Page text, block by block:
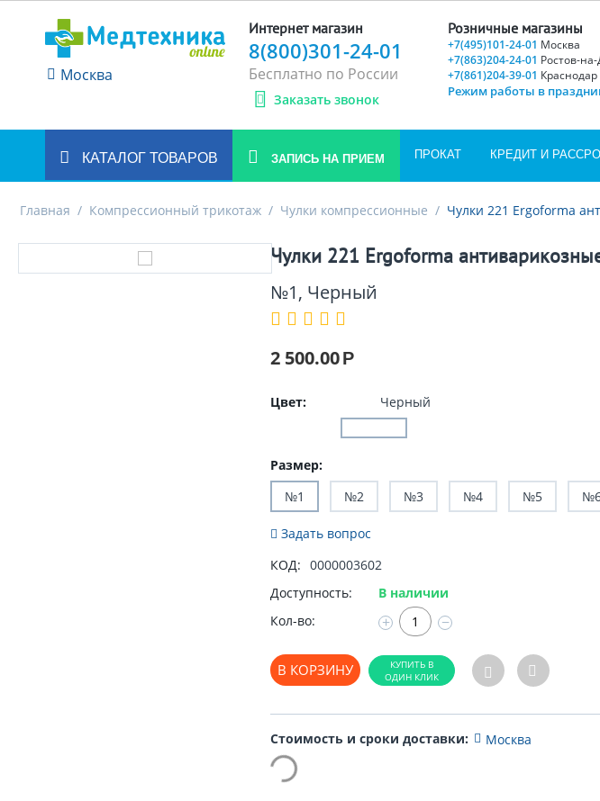
Москва
Интернет магазин
8(800)301-24-01
Бесплатно по России
Заказать звонок
Розничные магазины
+7(495)101-24-01 Москва
+7(863)204-24-01 Ростов-
+7(861)204-39-01 Краснодар
Режим работы в
КАТАЛОГ ТОВАРОВ ЗАПИСЬ НА ПРИЕМ ПРОКАТ КРЕДИТ И
Главная / Компрессионный трикотаж / Чулки компрессионные / Чулки 221 Ergoforma
Чулки 221 Ergoforma
№1, Черный
2 500.00Р
Цвет: Черный
Размер:
№1
№2 №3 №4 №5
Задать вопрос
КОД: 0000003602
Доступность:
В наличии
Кол-во:
+ −
В КОРЗИНУ
Стоимость и сроки доставки: Москва